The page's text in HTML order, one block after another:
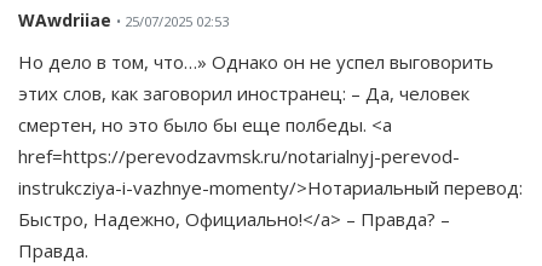
WAwdriiae • 25/07/2025 02:53
Но дело в том, что…» Однако он не успел выговорить
этих слов, как заговорил иностранец: – Да, человек
смертен, но это было бы еще полбеды. <a
href=https://perevodzavmsk.ru/notarialnyj-perevod-
instrukcziya-i-vazhnye-momenty/>Нотариальный перевод:
Быстро, Надежно, Официально!</a> – Правда? –
Правда.